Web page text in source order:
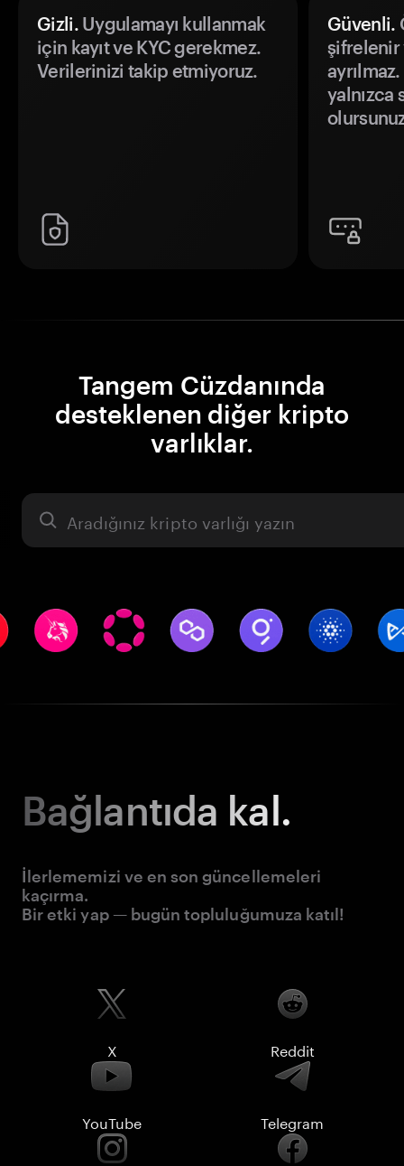
Gizli.Uygulamayı kullanmak
için kayıt ve KYC gerekmez.
Verilerinizi takip etmiyoruz.
Güvenli.
şifrelenir
yalnızca
Tangem Cüzdanında
desteklenen diğer kripto
varlıklar.
Varlık
Bağlantıda kal.
İlerlememizi ve en son güncellemeleri
kaçırma.
Bir etki yap — bugün topluluğumuza katıl!
X Reddit
YouTube Telegram